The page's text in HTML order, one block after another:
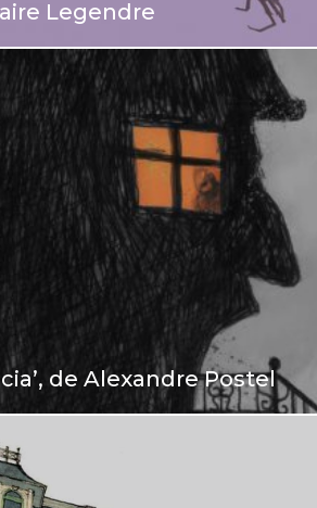
Legendre
de Alexandre Postel